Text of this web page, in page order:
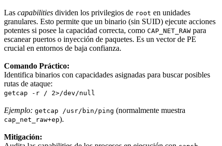
Las capabilities dividen los privilegios de root en unidades
granulares. Esto permite que un binario (sin SUID) ejecute acciones
potentes si posee la capacidad correcta, como CAP_NET_RAW para
escanear puertos o inyección de paquetes. Es un vector de PE
crucial en entornos de baja confianza.
Comando Práctico:
Identifica binarios con capacidades asignadas para buscar posibles
rutas de ataque:
getcap -r / 2>/dev/null
Ejemplo: getcap /usr/bin/ping (normalmente muestra
cap_net_raw+ep).
Mitigación: